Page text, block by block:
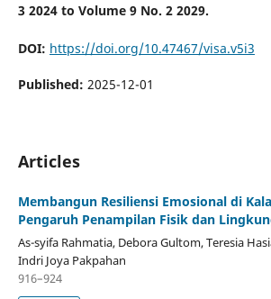
3 2024 to Volume 9 No. 2 2029.
DOI: https://doi.org/10.47467/visa.v5i3
Published: 2025-12-01
Articles
Membangun Resiliensi Emosional di
Pengaruh Penampilan Fisik dan
As-syifa Rahmatia, Debora Gultom, Teresia
Indri Joya Pakpahan
916–924